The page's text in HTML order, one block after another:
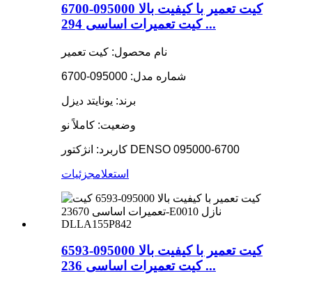
کیت تعمیر با کیفیت بالا 095000-6700
کیت تعمیرات اساسی 294 ...
نام محصول: کیت تعمیر
شماره مدل: 095000-6700
برند: یونایتد دیزل
وضعیت: کاملاً نو
کاربرد: انژکتور DENSO 095000-6700
استعلامجزئیات
کیت تعمیر با کیفیت بالا 095000-6593
کیت تعمیرات اساسی 236 ...